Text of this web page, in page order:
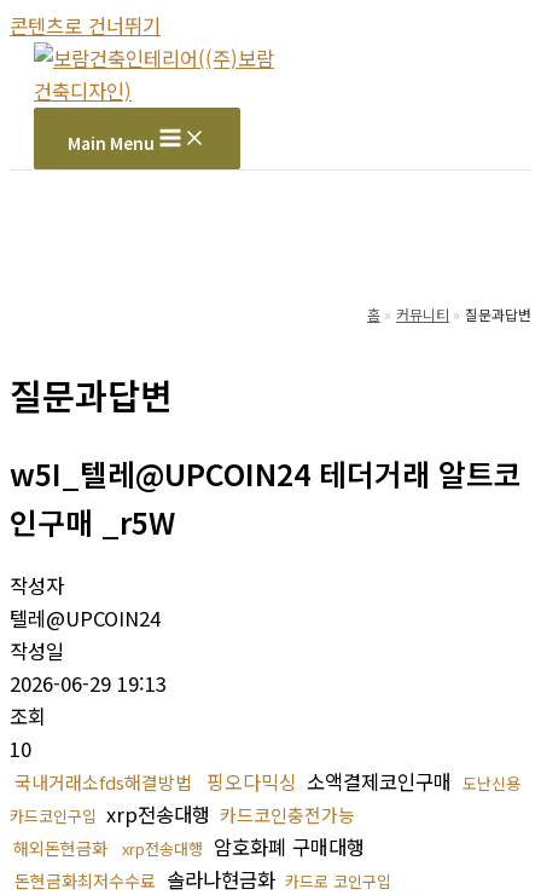
콘텐츠로 건너뛰기
Main Menu
홈 커뮤니티 질문과답변
질문과답변
w5I_텔레@UPCOIN24 테더거래 알트코
인구매 _r5W
작성자
텔레@UPCOIN24
작성일
2026-06-29 19:13
조회
10
국내거래소fds해결방법 핑오다믹싱 소액결제코인구매 도난신용
카드코인구입 xrp전송대행 카드코인충전가능
해외돈현금화 xrp전송대행 암호화폐 구매대행
돈현금화최저수수료 솔라나현금화 카드로 코인구입